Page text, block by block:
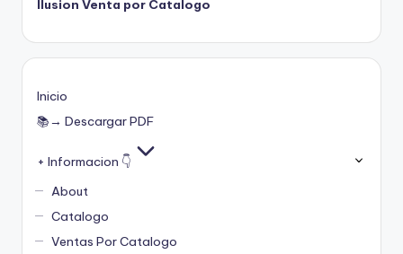
Ilusion Venta por Catalogo
Inicio
📚→ Descargar PDF
+ Informacion 👇
About
Catalogo
Ventas Por Catalogo